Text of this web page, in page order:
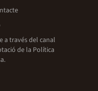
a través del canal
de la Política